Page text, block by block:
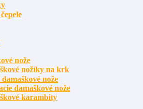
nože
nožíky na krk
damaškové nože
damaškové nože
karambity